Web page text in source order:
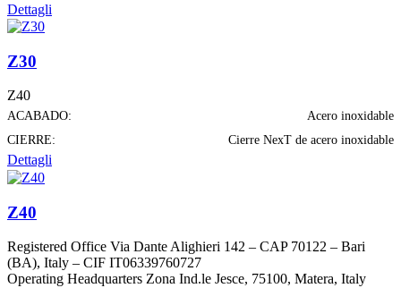
Dettagli
Z30
Z40
ACABADO:
Acero inoxidable
CIERRE:
Cierre NexT de acero inoxidable
Dettagli
Z40
Registered Office Via Dante Alighieri 142 – CAP 70122 – Bari
(BA), Italy – CIF IT06339760727
Operating Headquarters Zona Ind.le Jesce, 75100, Matera, Italy